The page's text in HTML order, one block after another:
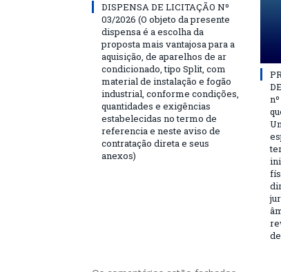
DISPENSA DE LICITAÇÃO Nº
03/2026 (O objeto da presente
dispensa é a escolha da
proposta mais vantajosa para a
aquisição, de aparelhos de ar
condicionado, tipo Split, com
material de instalação e fogão
industrial, conforme condições,
quantidades e exigências
estabelecidas no termo de
referencia e neste aviso de
contratação direta e seus
anexos)